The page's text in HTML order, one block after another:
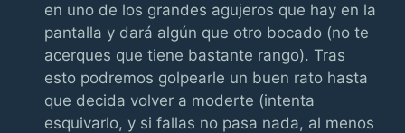
en uno de los grandes agujeros que hay en la
pantalla y dará algún que otro bocado (no te
acerques que tiene bastante rango). Tras
esto podremos golpearle un buen rato hasta
que decida volver a moderte (intenta
esquivarlo, y si fallas no pasa nada, al menos